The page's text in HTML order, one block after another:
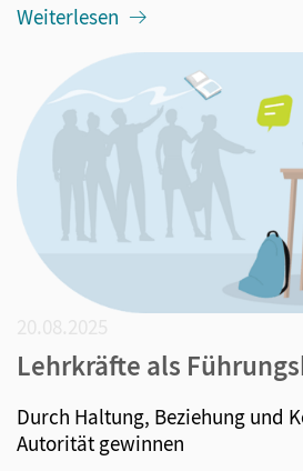
Weiterlesen
Lehrkräfte als
Durch Haltung, Beziehung und
Autorität gewinnen